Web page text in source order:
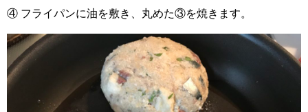
④ フライパンに油を敷き、丸めた③を焼きます。